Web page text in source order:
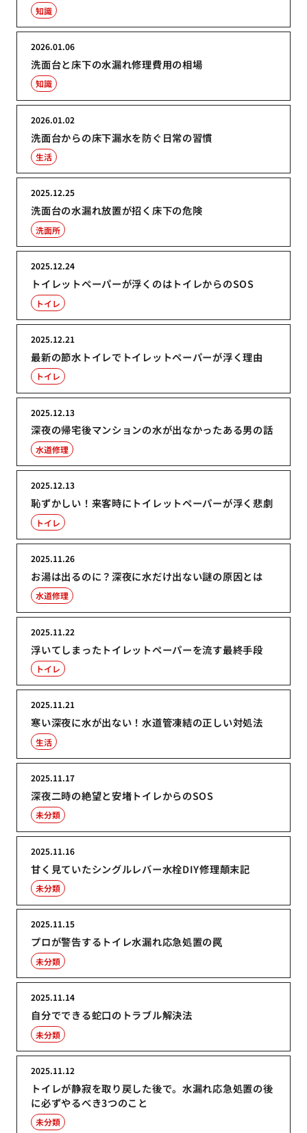
知識
洗面台と床下の水漏れ修理費用の相場
2026.01.06
知識
洗面台からの床下漏水を防ぐ日常の習慣
2026.01.02
生活
洗面台の水漏れ放置が招く床下の危険
2025.12.25
洗面所
トイレットペーパーが浮くのはトイレからのSOS
2025.12.24
トイレ
最新の節水トイレでトイレットペーパーが浮く理由
2025.12.21
トイレ
深夜の帰宅後マンションの水が出なかったある男の話
2025.12.13
水道修理
恥ずかしい！来客時にトイレットペーパーが浮く悲劇
2025.12.13
トイレ
お湯は出るのに？深夜に水だけ出ない謎の原因とは
2025.11.26
水道修理
浮いてしまったトイレットペーパーを流す最終手段
2025.11.22
トイレ
寒い深夜に水が出ない！水道管凍結の正しい対処法
2025.11.21
生活
深夜二時の絶望と安堵トイレからのSOS
2025.11.17
未分類
甘く見ていたシングルレバー水栓DIY修理顛末記
2025.11.16
未分類
プロが警告するトイレ水漏れ応急処置の罠
2025.11.15
未分類
自分でできる蛇口のトラブル解決法
2025.11.14
未分類
トイレが静寂を取り戻した後で。水漏れ応急処置の後
に必ずやるべき3つのこと
2025.11.12
未分類